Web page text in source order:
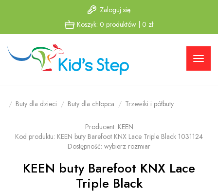
do menu
głównego
do
menu w
stopce
Zaloguj się
Koszyk: 0 produktów 0 zł
Buty dla dzieci Buty dla chłopca Trzewiki i półbuty
Producent: KEEN
Kod produktu: KEEN buty Barefoot KNX Lace Triple Black 1031124
Dostępność: wybierz rozmiar
KEEN buty Barefoot KNX Lace
Triple Black